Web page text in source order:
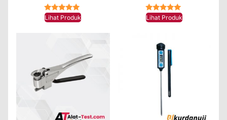
★★★★★
Lihat Produk ★★★★★
Lihat Produk